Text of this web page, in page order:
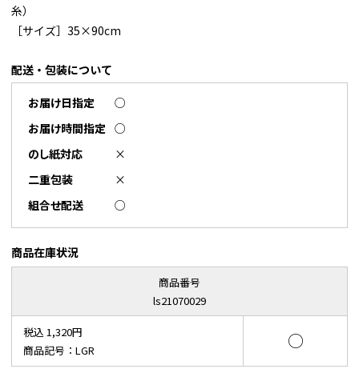
糸）
［サイズ］35×90cm
配送・包装について
お届け日指定
○
お届け時間指定 ○
のし紙対応
×
二重包装
×
組合せ配送
○
商品在庫状況
商品番号
ls21070029
税込 1,320円
商品記号：LGR
○